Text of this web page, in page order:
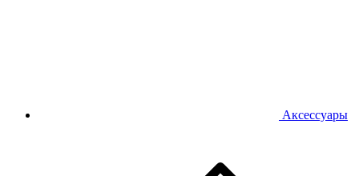
Аксессуары